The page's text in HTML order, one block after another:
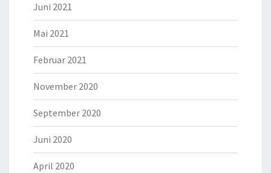
Juni 2021
Mai 2021
Februar 2021
November 2020
September 2020
Juni 2020
April 2020